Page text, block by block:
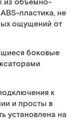
из объёмно-
пластика, не
ощущений от
боковые
к
и просты в
установлена на